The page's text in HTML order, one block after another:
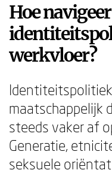
Hoe
werkvloer?
maatschappelijk
steeds vaker af
Generatie,
seksuele